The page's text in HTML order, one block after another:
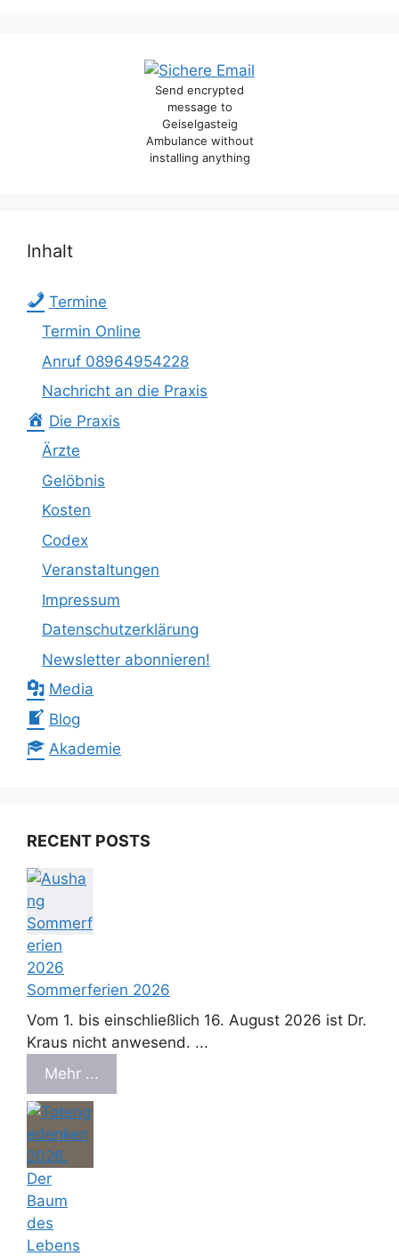
Send encrypted
message to
Geiselgasteig
Ambulance without
installing anything
Inhalt
Termine
Termin Online
Anruf 08964954228
Nachricht an die Praxis
Die Praxis
Ärzte
Gelöbnis
Kosten
Codex
Veranstaltungen
Impressum
Datenschutzerklärung
Newsletter abonnieren!
Media
Blog
Akademie
RECENT POSTS
Sommerferien 2026
Vom 1. bis einschließlich 16. August 2026 ist Dr.
Kraus nicht anwesend. ...
Mehr ...